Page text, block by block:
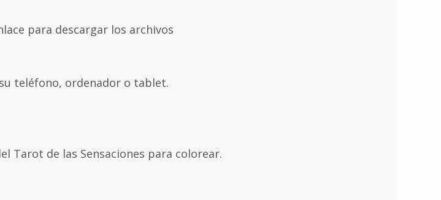
para descargar los archivos
teléfono, ordenador o tablet.
Tarot de las Sensaciones para colorear.